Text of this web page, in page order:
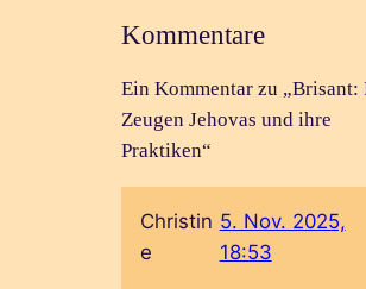
Kommentare
Ein Kommentar zu „Brisant:
Zeugen Jehovas und ihre
Praktiken“
Christin
e
5. Nov. 2025,
18:53